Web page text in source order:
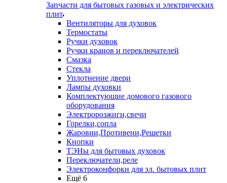
Запчасти для бытовых газовых и электрических
плит
Вентиляторы для духовок
Термостаты
Ручки духовок
Ручки кранов и переключателей
Смазка
Стекла
Уплотнение двери
Лампы духовки
Комплектующие домового газового
оборудования
Электророзжиги,свечи
Горелки,сопла
Жаровни,Противени,Решетки
Кнопки
ТЭНы для бытовых духовок
Переключатели,реле
Электроконфорки для эл. бытовых плит
Ещё 6